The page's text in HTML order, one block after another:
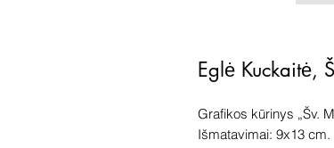
Eglė Kuckaitė,
Grafikos kūrinys „Šv.
Išmatavimai: 9x13 cm.